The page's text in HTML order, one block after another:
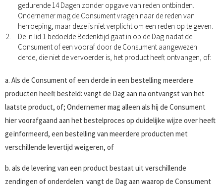
gedurende 14 Dagen zonder opgave van reden ontbinden.
Ondernemer mag de Consument vragen naar de reden van
herroeping, maar deze is niet verplicht om een reden op te geven.
De in lid 1 bedoelde Bedenktijd gaat in op de Dag nadat de
Consument of een vooraf door de Consument aangewezen
derde, die niet de vervoerder is, het product heeft ontvangen, of:
a. Als de Consument of een derde in een bestelling meerdere
producten heeft besteld: vangt de Dag aan na ontvangst van het
laatste product, of; Ondernemer mag alleen als hij de Consument
hier voorafgaand aan het bestelproces op duidelijke wijze over heeft
geïnformeerd, een bestelling van meerdere producten met
verschillende levertijd weigeren, of
b. als de levering van een product bestaat uit verschillende
zendingen of onderdelen: vangt de Dag aan waarop de Consument